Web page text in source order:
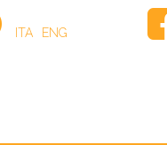
ITA ENG